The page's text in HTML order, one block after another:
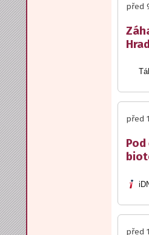
před
před
před